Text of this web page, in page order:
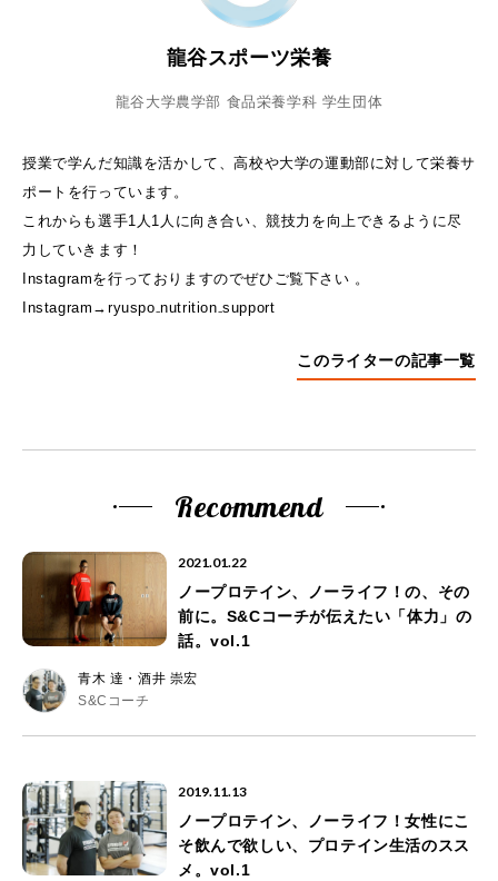
龍谷スポーツ栄養
龍谷大学農学部 食品栄養学科 学生団体
授業で学んだ知識を活かして、高校や大学の運動部に対して栄養サ
ポートを行っています。
これからも選手1人1人に向き合い、競技力を向上できるように尽
力していきます！
Instagramを行っておりますのでぜひご覧下さい 。
Instagram→ryuspo₋nutrition₋support
このライターの記事一覧
Recommend
2021.01.22
ノープロテイン、ノーライフ！の、その
前に。S&Cコーチが伝えたい「体力」の
話。vol.1
青木 達・酒井 崇宏
S&Cコーチ
2019.11.13
ノープロテイン、ノーライフ！女性にこ
そ飲んで欲しい、プロテイン生活のスス
メ。vol.1